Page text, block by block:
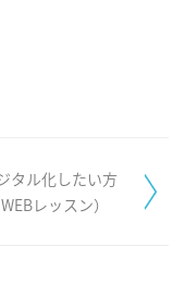
タル化したい方
レッスン）